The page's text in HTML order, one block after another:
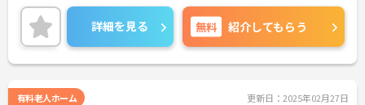
詳細を見る 無料 紹介してもらう
有料老人ホーム 更新日：2025年02月27日